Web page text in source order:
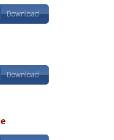
Download
Download